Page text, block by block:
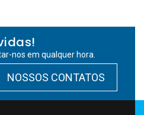
nos em qualquer hora.
NOSSOS CONTATOS